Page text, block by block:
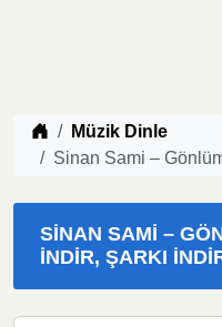
Müzik indir
Müzik Dinle
Sinan Sami –
SINAN SAMI –
İNDIR, ŞARKI